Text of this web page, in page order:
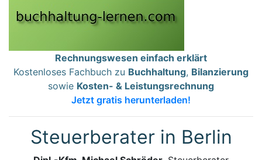
Rechnungswesen einfach erklärt
Kostenloses Fachbuch zu Buchhaltung, Bilanzierung
sowie Kosten- & Leistungsrechnung
Jetzt gratis herunterladen!
Steuerberater in Berlin